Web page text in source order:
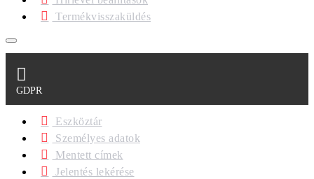
Termékvisszaküldés
GDPR
Eszköztár
Személyes adatok
Mentett címek
Jelentés lekérése